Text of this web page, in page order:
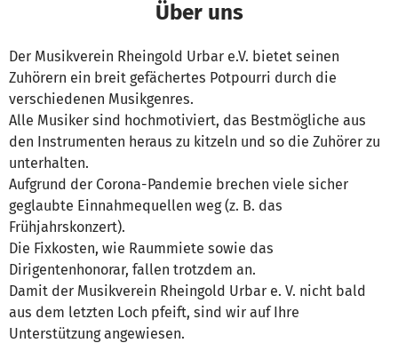
Über uns
Der Musikverein Rheingold Urbar e.V. bietet seinen
Zuhörern ein breit gefächertes Potpourri durch die
verschiedenen Musikgenres.
Alle Musiker sind hochmotiviert, das Bestmögliche aus
den Instrumenten heraus zu kitzeln und so die Zuhörer zu
unterhalten.
Aufgrund der Corona-Pandemie brechen viele sicher
geglaubte Einnahmequellen weg (z. B. das
Frühjahrskonzert).
Die Fixkosten, wie Raummiete sowie das
Dirigentenhonorar, fallen trotzdem an.
Damit der Musikverein Rheingold Urbar e. V. nicht bald
aus dem letzten Loch pfeift, sind wir auf Ihre
Unterstützung angewiesen.